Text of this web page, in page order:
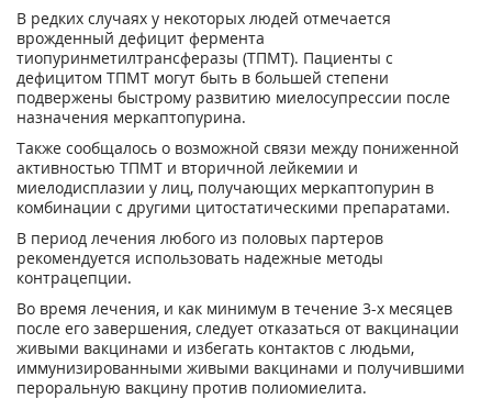
В редких случаях у некоторых людей отмечается
врожденный дефицит фермента
тиопуринметилтрансферазы (ТПМТ). Пациенты с
дефицитом ТПМТ могут быть в большей степени
подвержены быстрому развитию миелосупрессии после
назначения меркаптопурина.
Также сообщалось о возможной связи между пониженной
активностью ТПМТ и вторичной лейкемии и
миелодисплазии у лиц, получающих меркаптопурин в
комбинации с другими цитостатическими препаратами.
В период лечения любого из половых партеров
рекомендуется использовать надежные методы
контрацепции.
Во время лечения, и как минимум в течение 3-х месяцев
после его завершения, следует отказаться от вакцинации
живыми вакцинами и избегать контактов с людьми,
иммунизированными живыми вакцинами и получившими
пероральную вакцину против полиомиелита.